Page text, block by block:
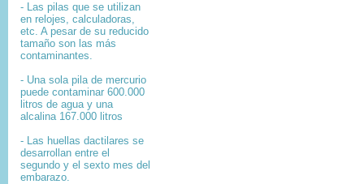
- Las pilas que se utilizan
en relojes, calculadoras,
etc. A pesar de su reducido
tamaño son las más
contaminantes.
- Una sola pila de mercurio
puede contaminar 600.000
litros de agua y una
alcalina 167.000 litros
- Las huellas dactilares se
desarrollan entre el
segundo y el sexto mes del
embarazo.